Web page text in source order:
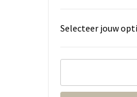
Selecteer jouw